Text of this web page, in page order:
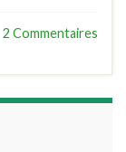
2 Commentaires